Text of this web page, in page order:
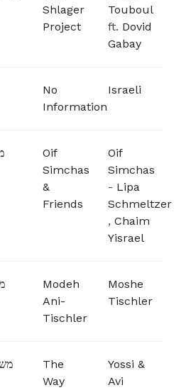
Shlager
Project
Touboul
ft. Dovid
Gabay
No
Information
Israeli
Oif
Simchas
&
Friends
Oif
Simchas
- Lipa
Schmeltzer
, Chaim
Yisrael
Modeh
Ani-
Tischler
Moshe
Tischler
The
Way
Yossi &
Avi